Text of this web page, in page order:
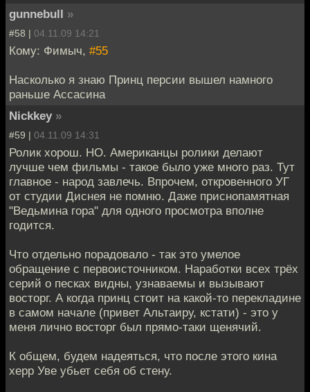
gunnebull »
#58 | 04.11.09 14:21
Кому: Фимыч, #55
Насколько я знаю Принц персии вышел намного
раньше Ассасина
Nickkey »
#59 | 04.11.09 14:31
Ролик хорош. НО. Американцы ролики делают
лучше чем фильмы - такое было уже много раз. Тут
главное - народ завлечь. Впрочем, откровенного УГ
от студии Диснея не помню. Даже приснопамятная
"Ведьмина гора" для одного просмотра вполне
годится.
Что отдельно порадовало - так это умелое
обращение с первоисточником. Наработки всех трёх
серий о песках видны, узнаваемы и вызывают
восторг. А когда принц стоит на какой-то перекладине
в самом начале (привет Альтаиру, кстати) - это у
меня лично восторг был прямо-таки щенячий.
К общем, будем надеяться, что после этого кина
херр Уве убьет себя об стену.